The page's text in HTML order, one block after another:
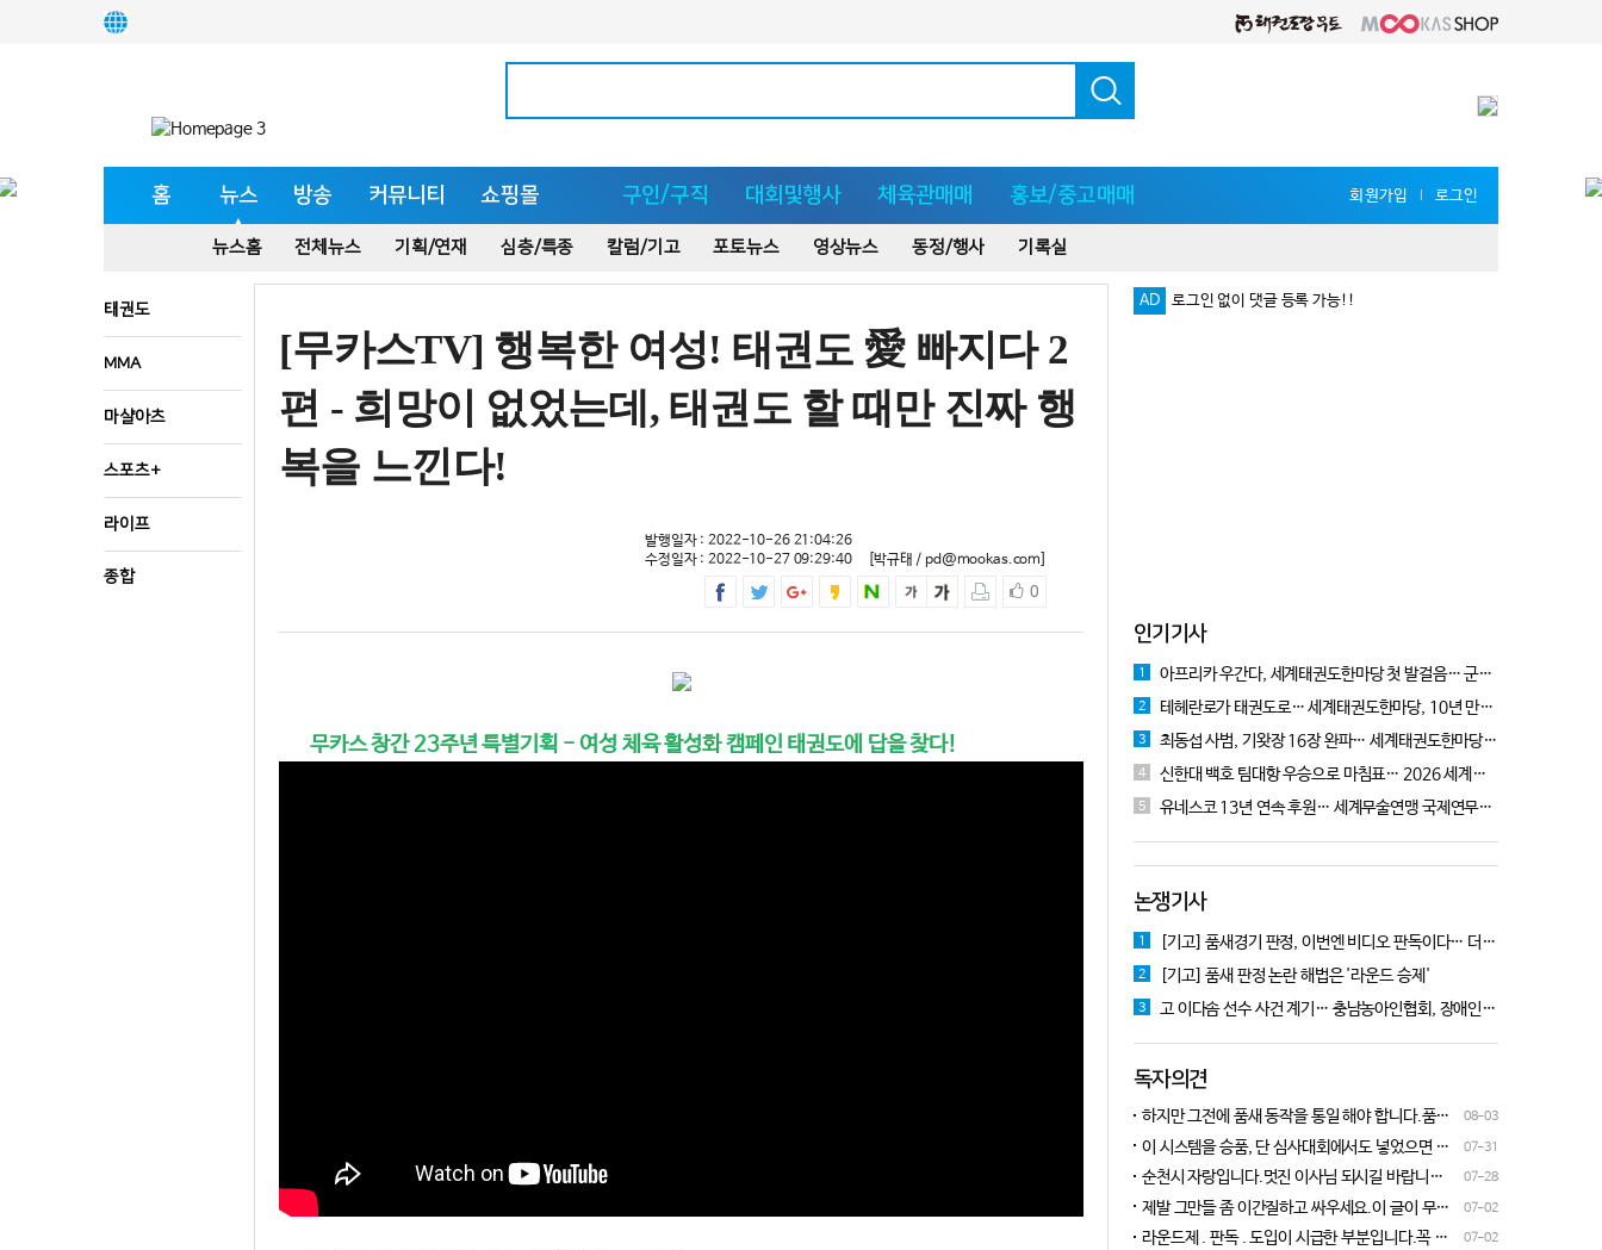
홈 뉴스 방송 커뮤니티 쇼핑몰 구인/구직 대회및행사 체육관매매 홍보/중고매매 회원가입 l 로그인
뉴스홈 전체뉴스 기획/연재 심층/특종 칼럼/기고 포토뉴스 영상뉴스 동정/행사 기록실
태권도
MMA
마샬아츠
스포츠+
라이프
종합
[무카스TV] 행복한 여성! 태권도 愛 빠지다 2
편 - 희망이 없었는데, 태권도 할 때만 진짜 행
복을 느낀다!
발행일자 : 2022-10-26 21:04:26
수정일자 : 2022-10-27 09:29:40
[박규태 / pd@mookas.com]
0
무카스 창간 23주년 특별기획 - 여성 체육 활성화 캠페인 태권도에 답을 찾다!
AD 로그인 없이 댓글 등록 가능!!
인기기사
1 아프리카 우간다, 세계태권도한마당 첫 발걸음… 군의관 콘데 "잊지 못할 경험"
2 테헤란로가 태권도로… 세계태권도한마당, 10년 만에 국기원서 개막!
3 최동섭 사범, 기왓장 16장 완파… 세계태권도한마당 주먹격파 우승
4 신한대 백호 팀대항 우승으로 마침표… 2026 세계태권도한마당 폐막
5 유네스코 13년 연속 후원… 세계무술연맹 국제연무대회 10월 충주서 개막
논쟁기사
1 [기고] 품새경기 판정, 이번엔 비디오 판독이다… 더 이상 미룰 수 없다
2 [기고] 품새 판정 논란 해법은 '라운드 승제'
3 고 이다솜 선수 사건 계기… 충남농아인협회, 장애인체육 제도개선 9개 정책 제안
독자의견
08-03
하지만 그전에 품새 동작을 통일 해야 합니다.품새
심판 교육에 여러번 참석 했었는데, 강사 마다 동작
할수가 없습니다.하루빨리 강사들이 함께 모여 동
작을 통일 시켜야지 안그러면 항상 분쟁이 생깁니
다.
07-31
이 시스템을 승품, 단 심사대회에서도 넣었으면 좋
겠네요.심사위원들이 일부러 불합격시키고, 이 부
했는데, 번복이 안된답니다.ㅋㅋㅋㅋㅋ 심사위원들
눈이 전부 달라서, 이렇다, 저렇다 말을 할수가 없다
07-28
순천시 자랑입니다.멋진 이사님 되시길 바랍니다
^^♡
07-02
제발 그만들 좀 이간질하고 싸우세요.이 글이 무엇
이 문제인가요?무엇을 얘기하려는지 의도가 무엇
07-02
라운드제 . 판독 . 도입이 시급한 부분입니다.꼭 승